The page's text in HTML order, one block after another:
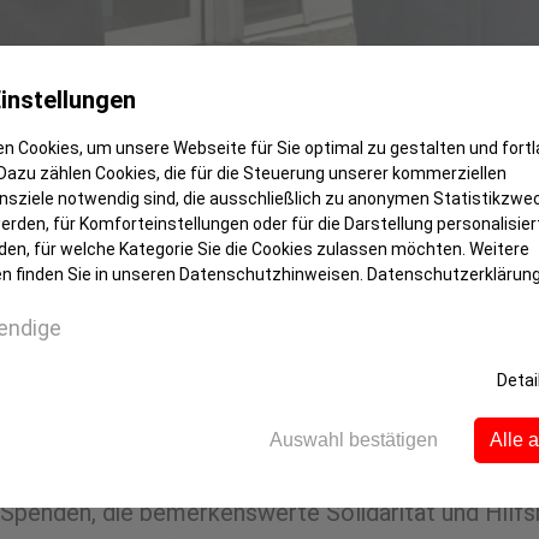
Wilm Ossenberg Franzes
für die Flüchtlingshilfe ein
Sven Brüggemann von der Sparkasse Witten
1.000 Bürgerinnen und Bürger bereit erklärt,
den Jahnhallen und vielen weiteren Orten in
Kreuz, dem Help-Kiosk und weiteren
die bemerkenswerte Solidarität und
Cookies, um unsere Webseite für Sie optimal zu gestalten und
zählen Cookies, die für die Steuerung unserer kommerziellen
notwendig sind, die ausschließlich zu anonymen
für Komforteinstellungen oder für die Darstellung
für welche Kategorie Sie die Cookies zulassen möchten. Weitere
finden Sie in unseren Datenschutzhinweisen. Datenschutzerklärung
Auswahl bestätigen Alle